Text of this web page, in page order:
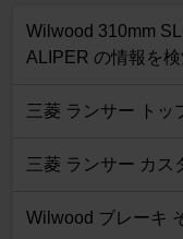
Wilwood 310mm
ALIPER の情報を検
三菱 ランサー トッ
三菱 ランサー カス
Wilwood ブレーキ